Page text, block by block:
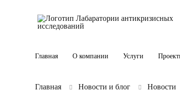
Главная О компании Услуги
Главная Новости и блог Новости